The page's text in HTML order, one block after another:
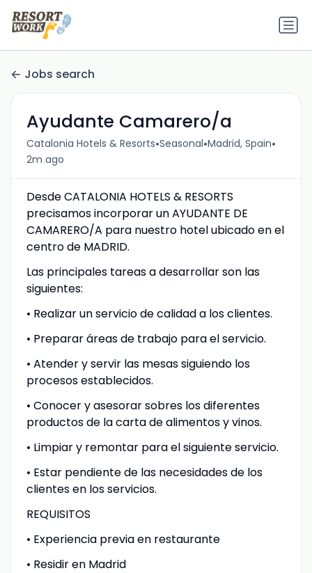
Jobs search
Ayudante Camarero/a
Catalonia Hotels & Resorts•Seasonal•Madrid, Spain•
2m ago
Desde CATALONIA HOTELS & RESORTS
precisamos incorporar un AYUDANTE DE
CAMARERO/A para nuestro hotel ubicado en el
centro de MADRID.
Las principales tareas a desarrollar son las
siguientes:
• Realizar un servicio de calidad a los clientes.
• Preparar áreas de trabajo para el servicio.
• Atender y servir las mesas siguiendo los
procesos establecidos.
• Conocer y asesorar sobres los diferentes
productos de la carta de alimentos y vinos.
• Limpiar y remontar para el siguiente servicio.
• Estar pendiente de las necesidades de los
clientes en los servicios.
REQUISITOS
• Experiencia previa en restaurante
• Residir en Madrid